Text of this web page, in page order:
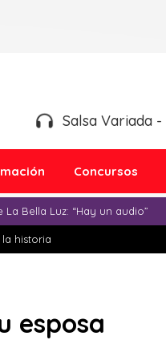
Salsa Variada -
Concursos
Bella Luz: “Hay un audio”
la historia
esposa